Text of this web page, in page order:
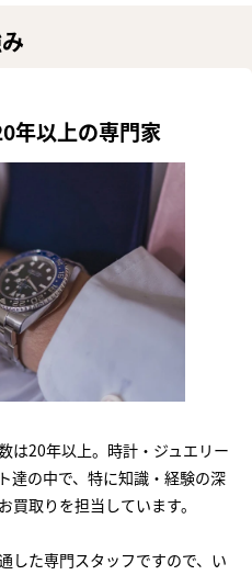
年以上の専門家
は20年以上。時計・ジュエリー
達の中で、特に知識・経験の深
取りを担当しています。
した専門スタッフですので、い